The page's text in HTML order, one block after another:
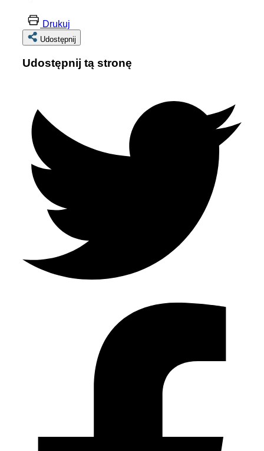
Drukuj
Udostępnij
Udostępnij tą stronę